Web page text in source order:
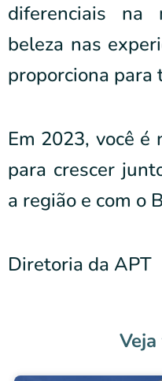
diferenciais na
beleza nas
proporciona para
Em 2023, você é
para crescer
a região e com o
Diretoria da APT